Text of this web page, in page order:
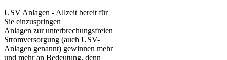
USV Anlagen - Allzeit bereit für
Sie einzuspringen
Anlagen zur unterbrechungsfreien
Stromversorgung (auch USV-
Anlagen genannt) gewinnen mehr
und mehr an Bedeutung, denn